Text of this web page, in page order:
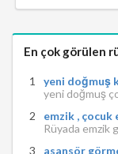
En çok görülen
yeni doğmuş
yeni doğmuş
emzik , çocuk
Rüyada emzik
asansör